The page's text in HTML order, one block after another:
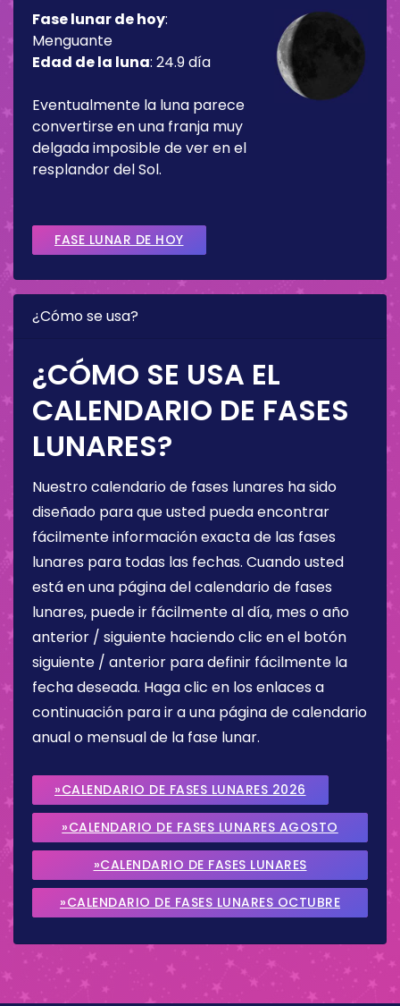
Fase lunar de hoy:
Menguante
Edad de la luna: 24.9 día
Eventualmente la luna parece
convertirse en una franja muy
delgada imposible de ver en el
resplandor del Sol.
FASE LUNAR DE HOY
¿Cómo se usa?
¿CÓMO SE USA EL
CALENDARIO DE FASES
LUNARES?
Nuestro calendario de fases lunares ha sido
diseñado para que usted pueda encontrar
fácilmente información exacta de las fases
lunares para todas las fechas. Cuando usted
está en una página del calendario de fases
lunares, puede ir fácilmente al día, mes o año
anterior / siguiente haciendo clic en el botón
siguiente / anterior para definir fácilmente la
fecha deseada. Haga clic en los enlaces a
continuación para ir a una página de calendario
anual o mensual de la fase lunar.
»CALENDARIO DE FASES LUNARES 2026
»CALENDARIO DE FASES LUNARES AGOSTO
2026
»CALENDARIO DE FASES LUNARES
SEPTIEMBRE 2026
»CALENDARIO DE FASES LUNARES OCTUBRE